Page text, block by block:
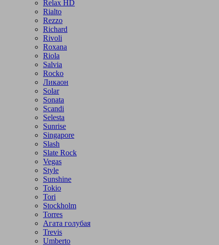
Relax HD
Rialto
Rezzo
Richard
Rivoli
Roxana
Riola
Salvia
Rocko
Ликаон
Solar
Sonata
Scandi
Selesta
Sunrise
Singapore
Slash
Slate Rock
Vegas
Style
Sunshine
Tokio
Tori
Stockholm
Torres
Агата голубая
Trevis
Umberto